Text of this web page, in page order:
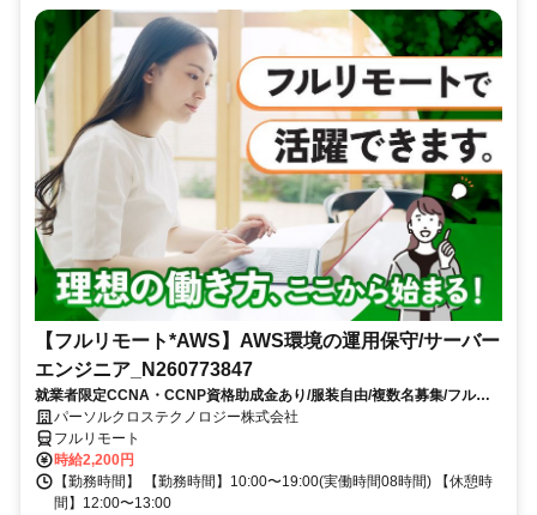
【フルリモート*AWS】AWS環境の運用保守/サーバー
エンジニア_N260773847
就業者限定CCNA・CCNP資格助成金あり/服装自由/複数名募集/フルリ
モートワーク/8月スタート/10時開始/大手通信事業関連会社勤務
パーソルクロステクノロジー株式会社
フルリモート
時給2,200円
【勤務時間】 【勤務時間】10:00〜19:00(実働時間08時間) 【休憩時
間】12:00〜13:00